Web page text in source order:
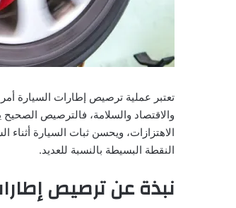
تعتبر عملية ترصيص إطارات السيارة
والاقتصاد والسلامة، فالترصيص
الاهتزازات، ويحسن ثبات السيارة
النقطة البسيطة بالنسبة للعديد.
نبذة عن ترصيص